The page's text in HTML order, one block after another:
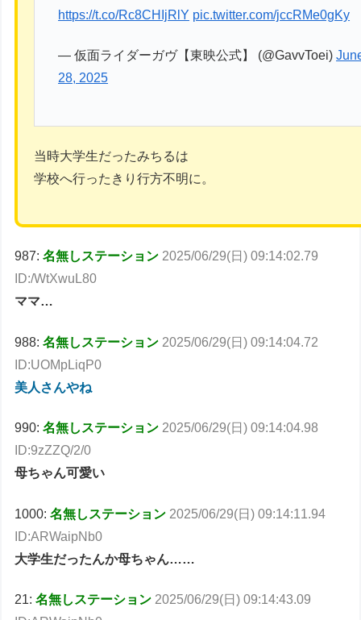
https://t.co/Rc8CHIjRlY pic.twitter.com/jccRMe0gKy
— 仮面ライダーガヴ【東映公式】 (@GavvToei)
28, 2025
当時大学生だったみちるは
学校へ行ったきり行方不明に。
987:名無しステーション 2025/06/29(日) 09:14:02.79
ID:/WtXwuL80
ママ…
988:名無しステーション 2025/06/29(日) 09:14:04.72
ID:UOMpLiqP0
美人さんやね
990:名無しステーション 2025/06/29(日) 09:14:04.98
ID:9zZZQ/2/0
母ちゃん可愛い
1000:名無しステーション 2025/06/29(日) 09:14:11.94
ID:ARWaipNb0
大学生だったんか母ちゃん……
21:名無しステーション 2025/06/29(日) 09:14:43.09